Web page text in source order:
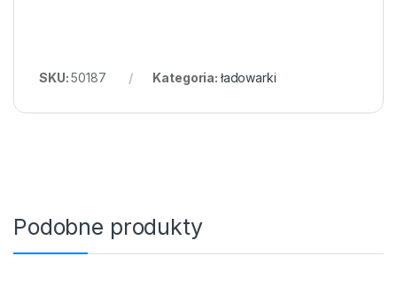
SKU:50187 Kategoria: ładowarki
Podobne produkty